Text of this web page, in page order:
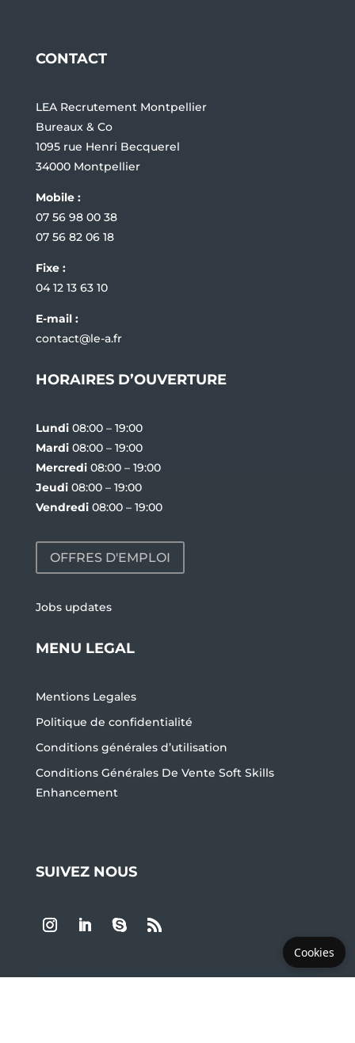
CONTACT
LEA Recrutement Montpellier
Bureaux & Co
1095 rue Henri Becquerel
34000 Montpellier
Mobile :
07 56 98 00 38
07 56 82 06 18
Fixe :
04 12 13 63 10
E-mail :
contact@le-a.fr
HORAIRES D’OUVERTURE
Lundi08:00 – 19:00
Mardi08:00 – 19:00
Mercredi08:00 – 19:00
Jeudi08:00 – 19:00
Vendredi08:00 – 19:00
OFFRES D'EMPLOI
Jobs updates
MENU LEGAL
Mentions Legales
Politique de confidentialité
Conditions générales d’utilisation
Conditions Générales De Vente Soft Skills
Enhancement
SUIVEZ NOUS
Cookies